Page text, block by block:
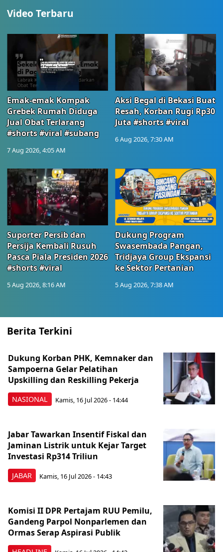
Video Terbaru
Emak-emak Kompak
Grebek Rumah Diduga
Jual Obat Terlarang
#shorts #viral #subang
7 Aug 2026, 4:05 AM
Aksi Begal di Bekasi Buat
Resah, Korban Rugi Rp30
Juta #shorts #viral
6 Aug 2026, 7:30 AM
Suporter Persib dan
Persija Kembali Rusuh
Pasca Piala Presiden 2026
#shorts #viral
5 Aug 2026, 8:16 AM
Dukung Program
Swasembada Pangan,
Tridjaya Group Ekspansi
ke Sektor Pertanian
5 Aug 2026, 7:38 AM
Berita Terkini
NASIONAL
Dukung Korban PHK, Kemnaker dan
Sampoerna Gelar Pelatihan
Upskilling dan Reskilling Pekerja
Kamis, 16 Jul 2026 - 14:44
JABAR
Jabar Tawarkan Insentif Fiskal dan
Jaminan Listrik untuk Kejar Target
Investasi Rp314 Triliun
Kamis, 16 Jul 2026 - 14:43
Komisi II DPR Pertajam RUU Pemilu,
Gandeng Parpol Nonparlemen dan
Ormas Serap Aspirasi Publik